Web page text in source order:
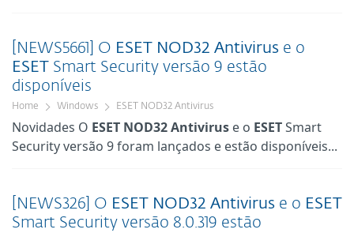
[NEWS5661] O ESET NOD32 Antivirus e o
ESET Smart Security versão 9 estão
disponíveis
Home Windows ESET NOD32 Antivirus
Novidades O ESET NOD32Antivirus e o ESETSmart
Security versão 9 foram lançados e estão disponíveis...
[NEWS326] O ESET NOD32 Antivirus e o ESET
Smart Security versão 8.0.319 estão